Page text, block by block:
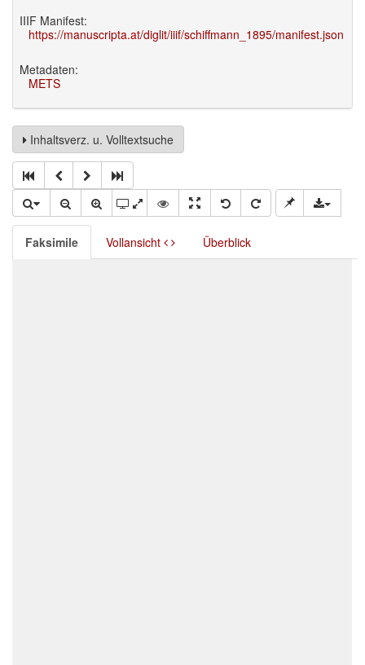
IIIF Manifest:
https://manuscripta.at/diglit/iiif/schiffmann_1895/manifest.json
Metadaten:
METS
Inhaltsverz. u. Volltextsuche
Faksimile Vollansicht Überblick